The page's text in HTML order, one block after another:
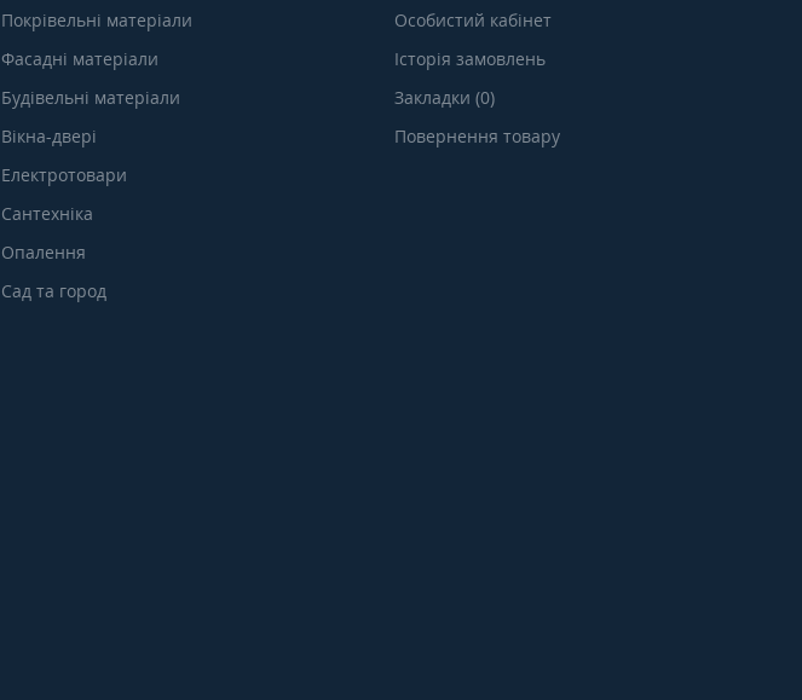
Покрівельні матеріали
Фасадні матеріали
Будівельні матеріали
Вікна-двері
Електротовари
Сантехніка
Опалення
Сад та город
Особистий кабінет
Історія замовлень
Закладки (0)
Повернення товару